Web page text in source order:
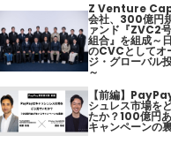
Z Venture
会社、300億円
ァンド『ZVC2
組合』を組成～
のCVCとしてオ
ジ・グローバル
～
【前編】
シュレス市場を
たか？100億円
キャンペーンの